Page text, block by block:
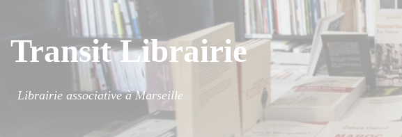
Transit Librairie
Librairie associative à Marseille